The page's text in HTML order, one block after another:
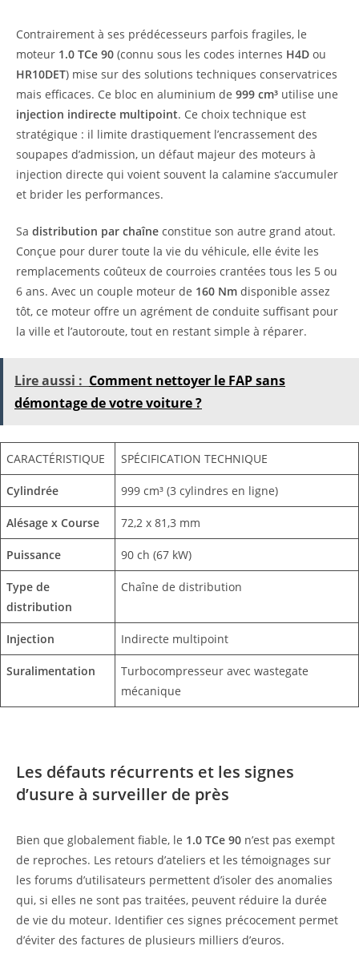
Contrairement à ses prédécesseurs parfois fragiles, le
moteur 1.0 TCe 90 (connu sous les codes internes H4D ou
HR10DET) mise sur des solutions techniques conservatrices
mais efficaces. Ce bloc en aluminium de 999 cm³ utilise une
injection indirecte multipoint. Ce choix technique est
stratégique : il limite drastiquement l’encrassement des
soupapes d’admission, un défaut majeur des moteurs à
injection directe qui voient souvent la calamine s’accumuler
et brider les performances.
Sa distribution par chaîne constitue son autre grand atout.
Conçue pour durer toute la vie du véhicule, elle évite les
remplacements coûteux de courroies crantées tous les 5 ou
6 ans. Avec un couple moteur de 160 Nm disponible assez
tôt, ce moteur offre un agrément de conduite suffisant pour
la ville et l’autoroute, tout en restant simple à réparer.
Lire aussi : Comment nettoyer le FAP sans
démontage de votre voiture ?
CARACTÉRISTIQUE SPÉCIFICATION TECHNIQUE
Cylindrée 999 cm³ (3 cylindres en ligne)
Alésage x Course 72,2 x 81,3 mm
Puissance 90 ch (67 kW)
Type de
distribution
Chaîne de distribution
Injection Indirecte multipoint
Suralimentation
Turbocompresseur avec wastegate
mécanique
Les défauts récurrents et les signes
d’usure à surveiller de près
Bien que globalement fiable, le 1.0 TCe 90 n’est pas exempt
de reproches. Les retours d’ateliers et les témoignages sur
les forums d’utilisateurs permettent d’isoler des anomalies
qui, si elles ne sont pas traitées, peuvent réduire la durée
de vie du moteur. Identifier ces signes précocement permet
d’éviter des factures de plusieurs milliers d’euros.